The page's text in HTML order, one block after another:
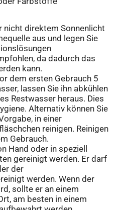
nicht direktem Sonnenlicht
aus und legen Sie
da dadurch das
kann.
dem ersten Gebrauch 5
lassen Sie ihn abkühlen
Restwasser heraus. Dies
Alternativ können Sie
in einer
reinigen. Reinigen
Gebrauch.
Hand oder in speziell
gereinigt werden. Er darf
der
werden. Wenn der
sollte er an einem
am besten in einem